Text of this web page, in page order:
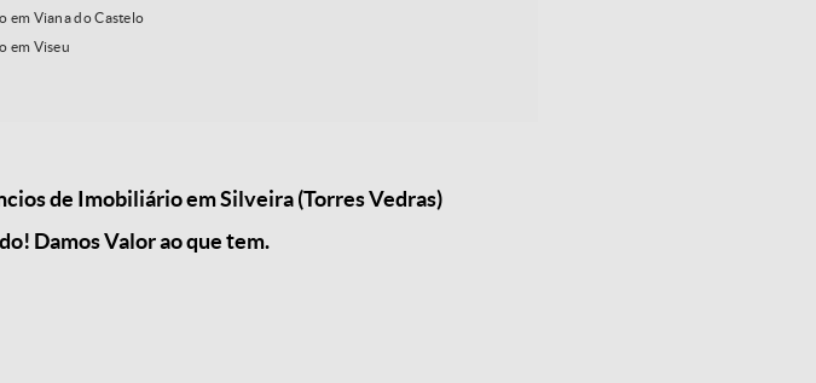
em Viana do Castelo
em Viseu
de Imobiliário em Silveira (Torres Vedras)
Damos Valor ao que tem.